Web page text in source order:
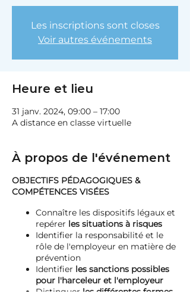
Les inscriptions sont closes
Voir autres événements
Heure et lieu
31 janv. 2024, 09:00 – 17:00
A distance en classe virtuelle
À propos de l'événement
OBJECTIFS PÉDAGOGIQUES &
COMPÉTENCES VISÉES
Connaître les dispositifs légaux et
repérer les situations à risques
Identifier la responsabilité et le
rôle de l'employeur en matière de
prévention
Identifier les sanctions possibles
pour l'harceleur et l'employeur
Distinguer les différentes formes